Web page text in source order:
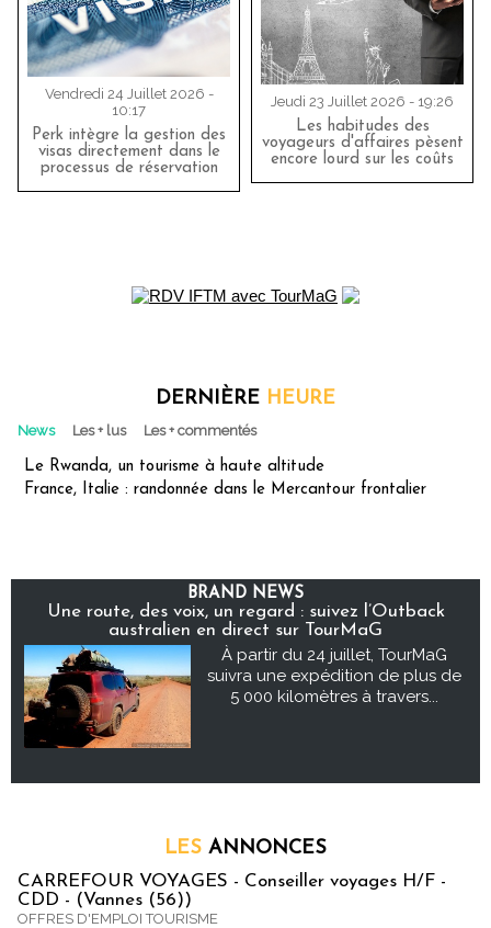
Vendredi 24 Juillet 2026 -
10:17
Perk intègre la gestion des
visas directement dans le
processus de réservation
Jeudi 23 Juillet 2026 - 19:26
Les habitudes des
voyageurs d'affaires pèsent
encore lourd sur les coûts
DERNIÈRE HEURE
News Les + lus Les + commentés
Le Rwanda, un tourisme à haute altitude
France, Italie : randonnée dans le Mercantour frontalier
BRAND NEWS
Une route, des voix, un regard : suivez l’Outback
australien en direct sur TourMaG
À partir du 24 juillet, TourMaG
suivra une expédition de plus de
5 000 kilomètres à travers...
LES ANNONCES
CARREFOUR VOYAGES - Conseiller voyages H/F -
CDD - (Vannes (56))
OFFRES D'EMPLOI TOURISME